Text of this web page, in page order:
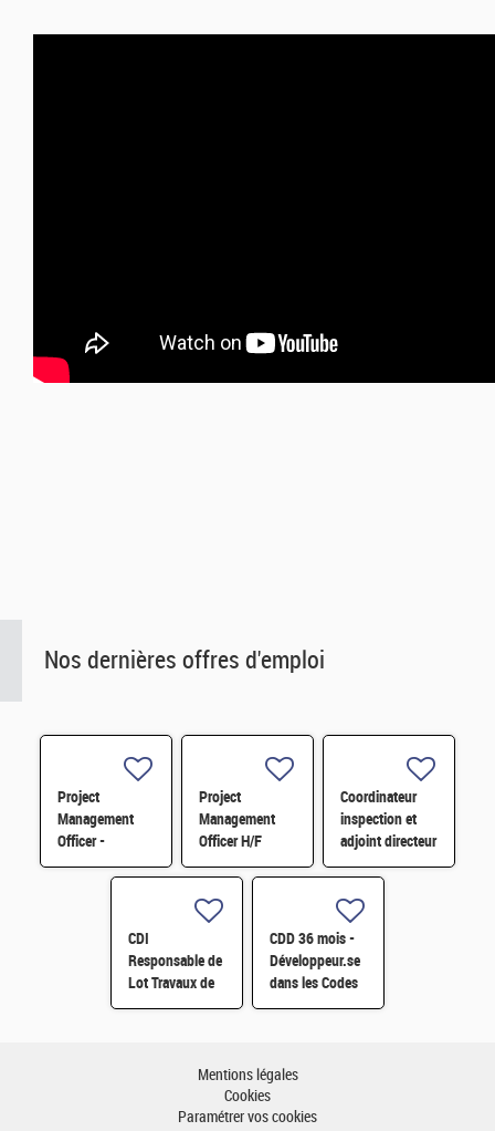
Nos dernières offres d'emploi
Project
Management
Officer -
Référent Cost
Engineering H/F
Project
Management
Officer H/F
Coordinateur
inspection et
adjoint directeur
qualité/inspection
– Projet RJH
H/F
CDI
Responsable de
Lot Travaux de
Démantèlement
CDD 36 mois -
Développeur.se
dans les Codes
de Traitement
Monte-Carlo H/F
Mentions légales
Cookies
Paramétrer vos cookies